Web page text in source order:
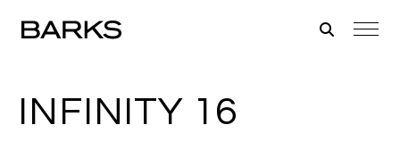
INFINITY 16